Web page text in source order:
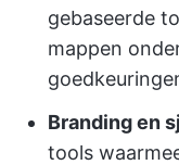
gebaseerde
mappen
Branding en
tools